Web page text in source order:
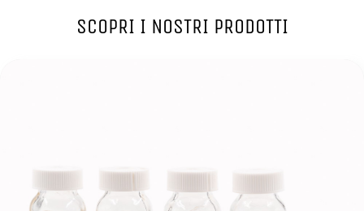
SCOPRI I NOSTRI PRODOTTI